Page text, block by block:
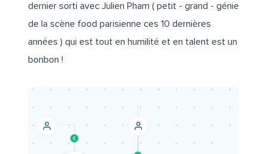
dernier sorti avec Julien Pham ( petit - grand - génie
de la scène food parisienne ces 10 dernières
années ) qui est tout en humilité et en talent est un
bonbon !